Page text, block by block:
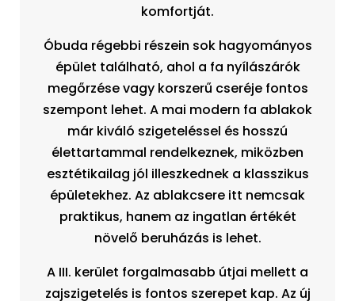
komfortját.
Óbuda régebbi részein sok hagyományos
épület található, ahol a fa nyílászárók
megőrzése vagy korszerű cseréje fontos
szempont lehet. A mai modern fa ablakok
már kiváló szigeteléssel és hosszú
élettartammal rendelkeznek, miközben
esztétikailag jól illeszkednek a klasszikus
épületekhez. Az ablakcsere itt nemcsak
praktikus, hanem az ingatlan értékét
növelő beruházás is lehet.
A III. kerület forgalmasabb útjai mellett a
zajszigetelés is fontos szerepet kap. Az új